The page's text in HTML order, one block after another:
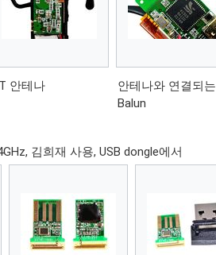
안테나
안테나와 연결되는
Balun
김희재 사용, USB dongle에서